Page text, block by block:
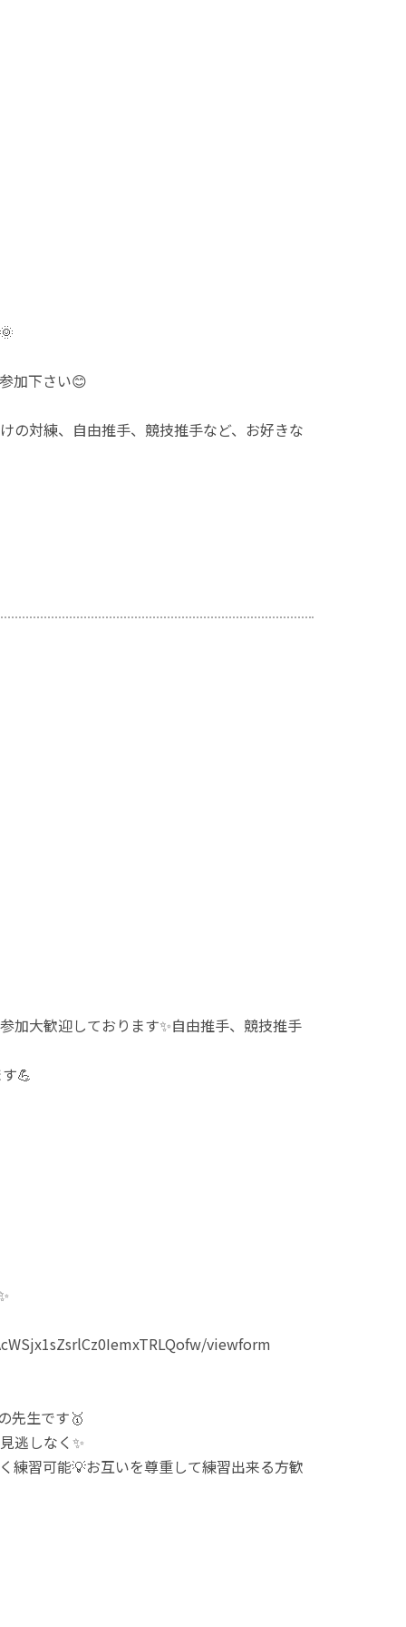
加下さい😊
の対練、自由推手、競技推手など、お好きな
大歓迎しております✨自由推手、競技推手
💪
viewform
先生です🥇
逃しなく✨
練習可能💡お互いを尊重して練習出来る方歓